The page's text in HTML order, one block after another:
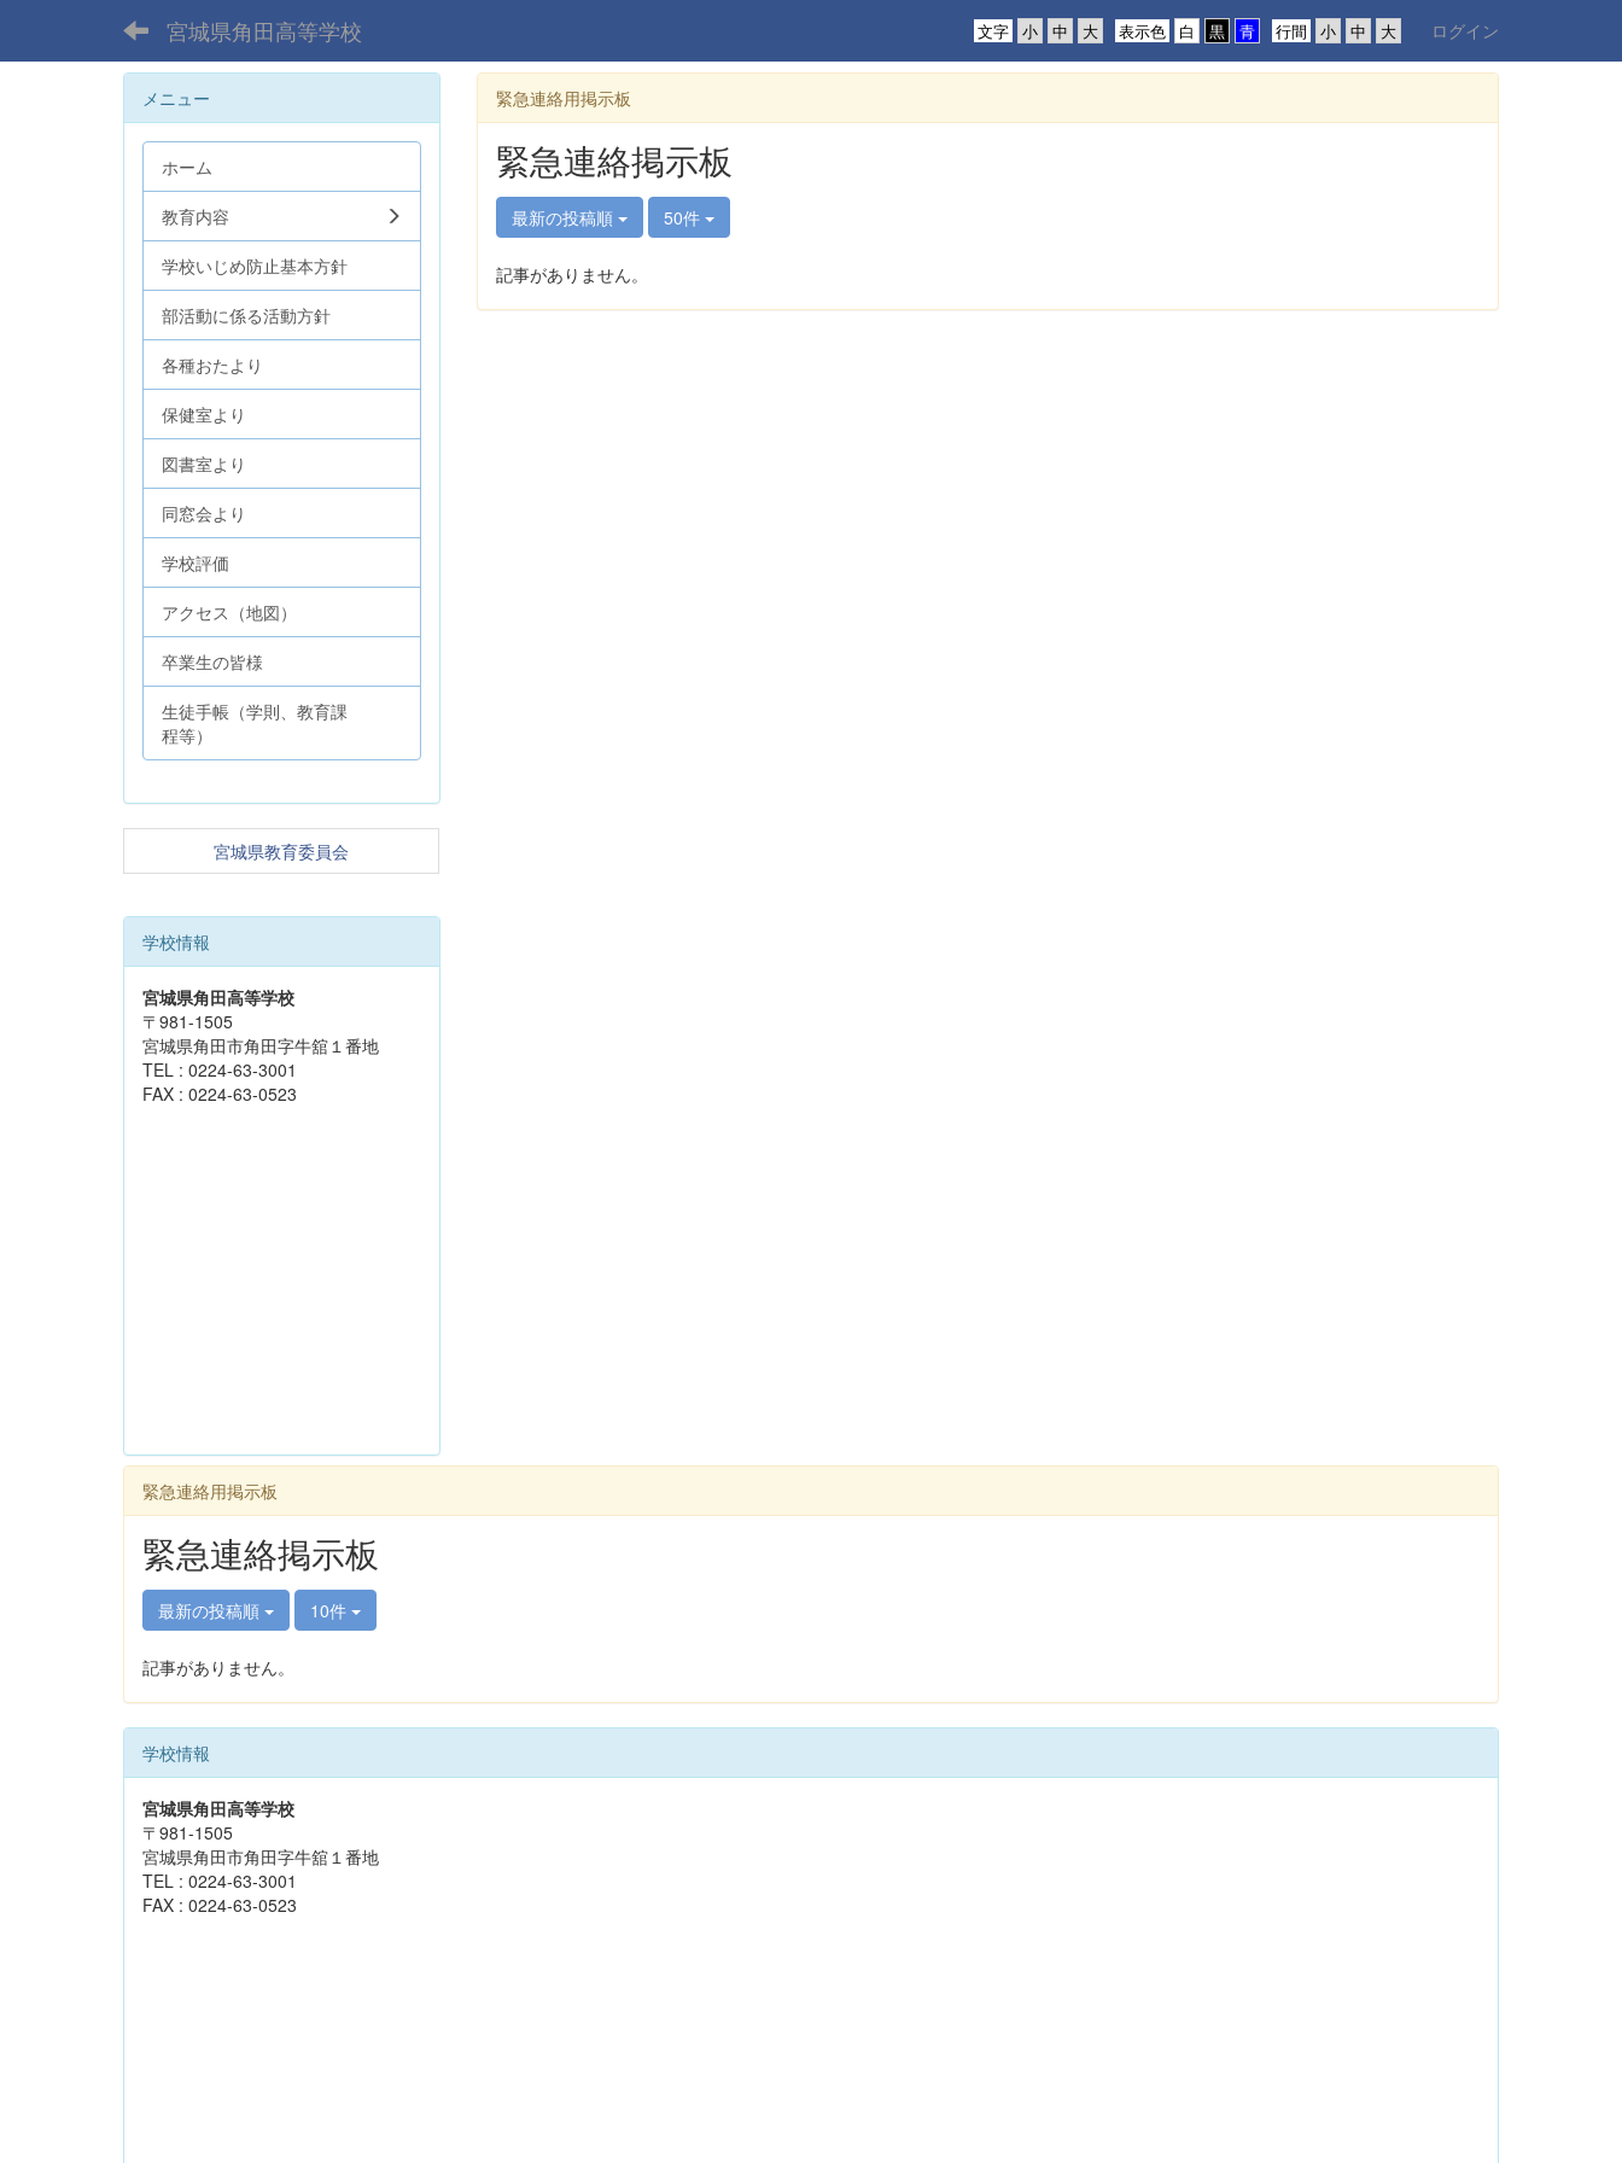
宮城県角田高等学校 行間
表示色
文字 ログイン
緊急連絡用掲示板
緊急連絡掲示板
最新の投稿順 50件
記事がありません。
メニュー
ホーム
教育内容
学校いじめ防止基本方針
部活動に係る活動方針
各種おたより
保健室より
図書室より
同窓会より
学校評価
アクセス（地図）
卒業生の皆様
生徒手帳（学則、教育課
程等）
宮城県教育委員会
学校情報
宮城県角田高等学校
〒981-1505
宮城県角田市角田字牛舘１番地
TEL : 0224-63-3001
FAX : 0224-63-0523
緊急連絡用掲示板
緊急連絡掲示板
最新の投稿順 10件
記事がありません。
学校情報
宮城県角田高等学校
〒981-1505
宮城県角田市角田字牛舘１番地
TEL : 0224-63-3001
FAX : 0224-63-0523